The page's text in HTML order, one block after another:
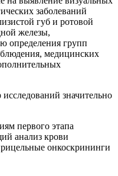
заболеваний
губ и ротовой
железы,
определения групп
медицинских
значительно
первого этапа
анализ крови
онкоскрининги